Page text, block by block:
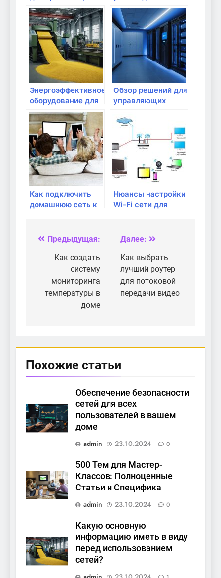
рабочего места
дома
роутеру: что нужно
знать?
Энергоэффективное
оборудование для
вашего домашнего
интернета
Обзор решений для
управляющих
Wi-Fi
Как подключить
домашнюю сеть к
Нюансы настройки
Wi-Fi сети для
Навигация
записям
Предыдущая:
Как создать
систему
мониторинга
температуры в
доме
Далее:
Как выбрать
лучший роутер
для потоковой
передачи видео
Похожие статьи
Обеспечение безопасности
сетей для всех
пользователей в вашем
доме
admin
23.10.2024 0
500 Тем для Мастер-
Классов: Полноценные
Статьи и Специфика
admin
23.10.2024 0
Какую основную
информацию иметь в виду
перед использованием
сетей?